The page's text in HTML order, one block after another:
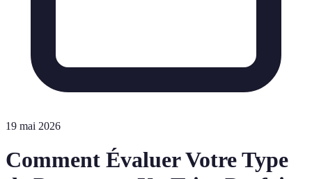
19 mai 2026
Comment Évaluer Votre Type